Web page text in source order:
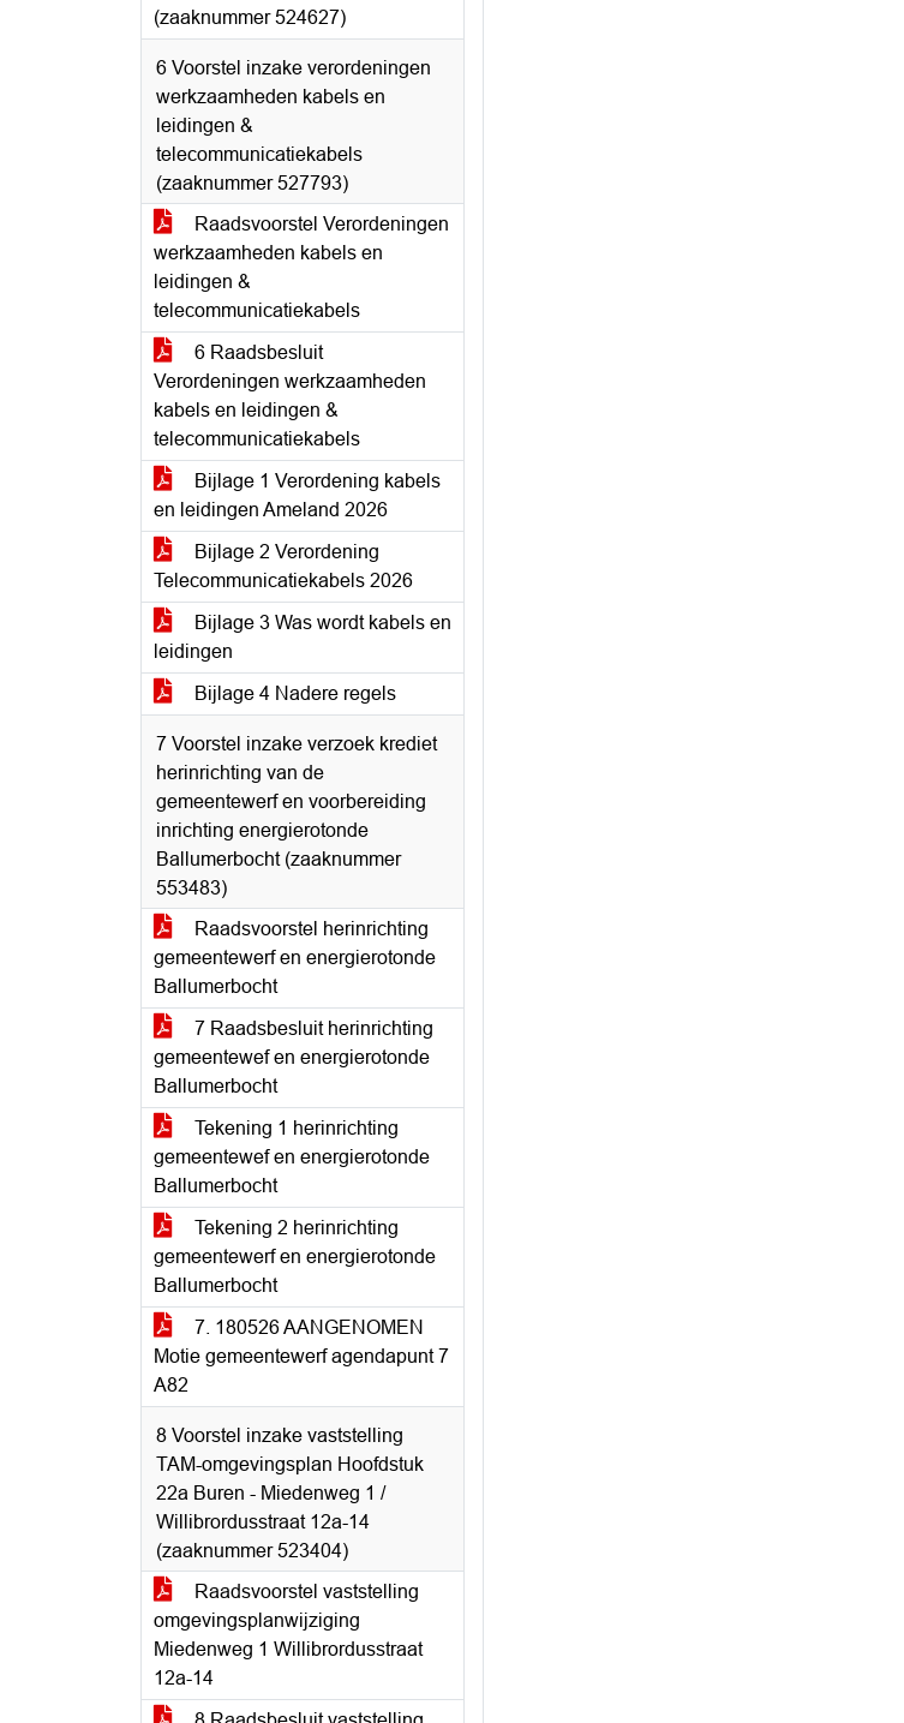
(zaaknummer 524627)
6 Voorstel inzake verordeningen
werkzaamheden kabels en
leidingen &
telecommunicatiekabels
(zaaknummer 527793)
Raadsvoorstel Verordeningen
werkzaamheden kabels en
leidingen &
telecommunicatiekabels
6 Raadsbesluit
Verordeningen werkzaamheden
kabels en leidingen &
telecommunicatiekabels
Bijlage 1 Verordening kabels
en leidingen Ameland 2026
Bijlage 2 Verordening
Telecommunicatiekabels 2026
Bijlage 3 Was wordt kabels en
leidingen
Bijlage 4 Nadere regels
7 Voorstel inzake verzoek krediet
herinrichting van de
gemeentewerf en voorbereiding
inrichting energierotonde
Ballumerbocht (zaaknummer
553483)
Raadsvoorstel herinrichting
gemeentewerf en energierotonde
Ballumerbocht
7 Raadsbesluit herinrichting
gemeentewef en energierotonde
Ballumerbocht
Tekening 1 herinrichting
gemeentewef en energierotonde
Ballumerbocht
Tekening 2 herinrichting
gemeentewerf en energierotonde
Ballumerbocht
7. 180526 AANGENOMEN
Motie gemeentewerf agendapunt 7
A82
8 Voorstel inzake vaststelling
TAM-omgevingsplan Hoofdstuk
22a Buren - Miedenweg 1 /
Willibrordusstraat 12a-14
(zaaknummer 523404)
Raadsvoorstel vaststelling
omgevingsplanwijziging
Miedenweg 1 Willibrordusstraat
12a-14